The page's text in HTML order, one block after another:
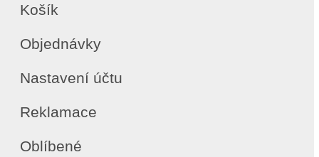
Košík
Objednávky
Nastavení účtu
Reklamace
Oblíbené